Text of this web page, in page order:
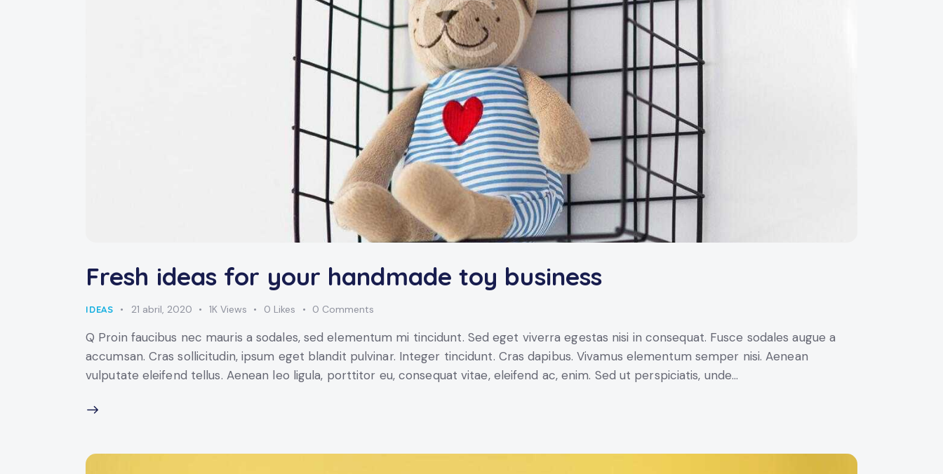
Fresh ideas for your handmade toy business
IDEAS 21 abril, 2020 1K Views 0 Likes 0 Comments
Q Proin faucibus nec mauris a sodales, sed elementum mi tincidunt. Sed eget viverra egestas nisi in consequat. Fusce sodales augue a
accumsan. Cras sollicitudin, ipsum eget blandit pulvinar. Integer tincidunt. Cras dapibus. Vivamus elementum semper nisi. Aenean
vulputate eleifend tellus. Aenean leo ligula, porttitor eu, consequat vitae, eleifend ac, enim. Sed ut perspiciatis, unde…